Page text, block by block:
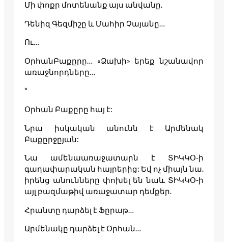
Մի փոքր մոտենանք այս անվանը.
Դենիզ Գեզմիշը և Մահիր Չայանը…
Ու…
ՕրհանԲաքըրը… «Ձախի» երեք նշանավոր
առաջնորդները…
*
Օրհան Բաքըրը հայ է:
Նրա իսկական անունն է Արմենակ
Բաքըրջըյան:
Նա ամենաառաջատարն է ՏԻԿԿՕ-ի
գաղափարական հայրերից: Եվ ոչ միայն նա.
իրենց անունները փոխել են նաև ՏԻԿԿՕ-ի
այլ բազմաթիվ առաջատար դեմքեր.
Հրանտը դարձել է Ֆըրաթ…
Արմենակը դարձել է Օրհան…